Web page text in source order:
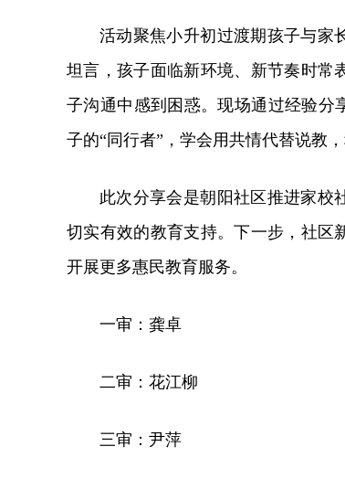
活动聚焦小升初过渡期孩子与家
坦言，孩子面临新环境、新节奏时常
子沟通中感到困惑。现场通过经验分
子的“同行者”，学会用共情代替说教
此次分享会是朝阳社区推进家校
切实有效的教育支持。下一步，社区
开展更多惠民教育服务。
一审：龚卓
二审：花江柳
三审：尹萍